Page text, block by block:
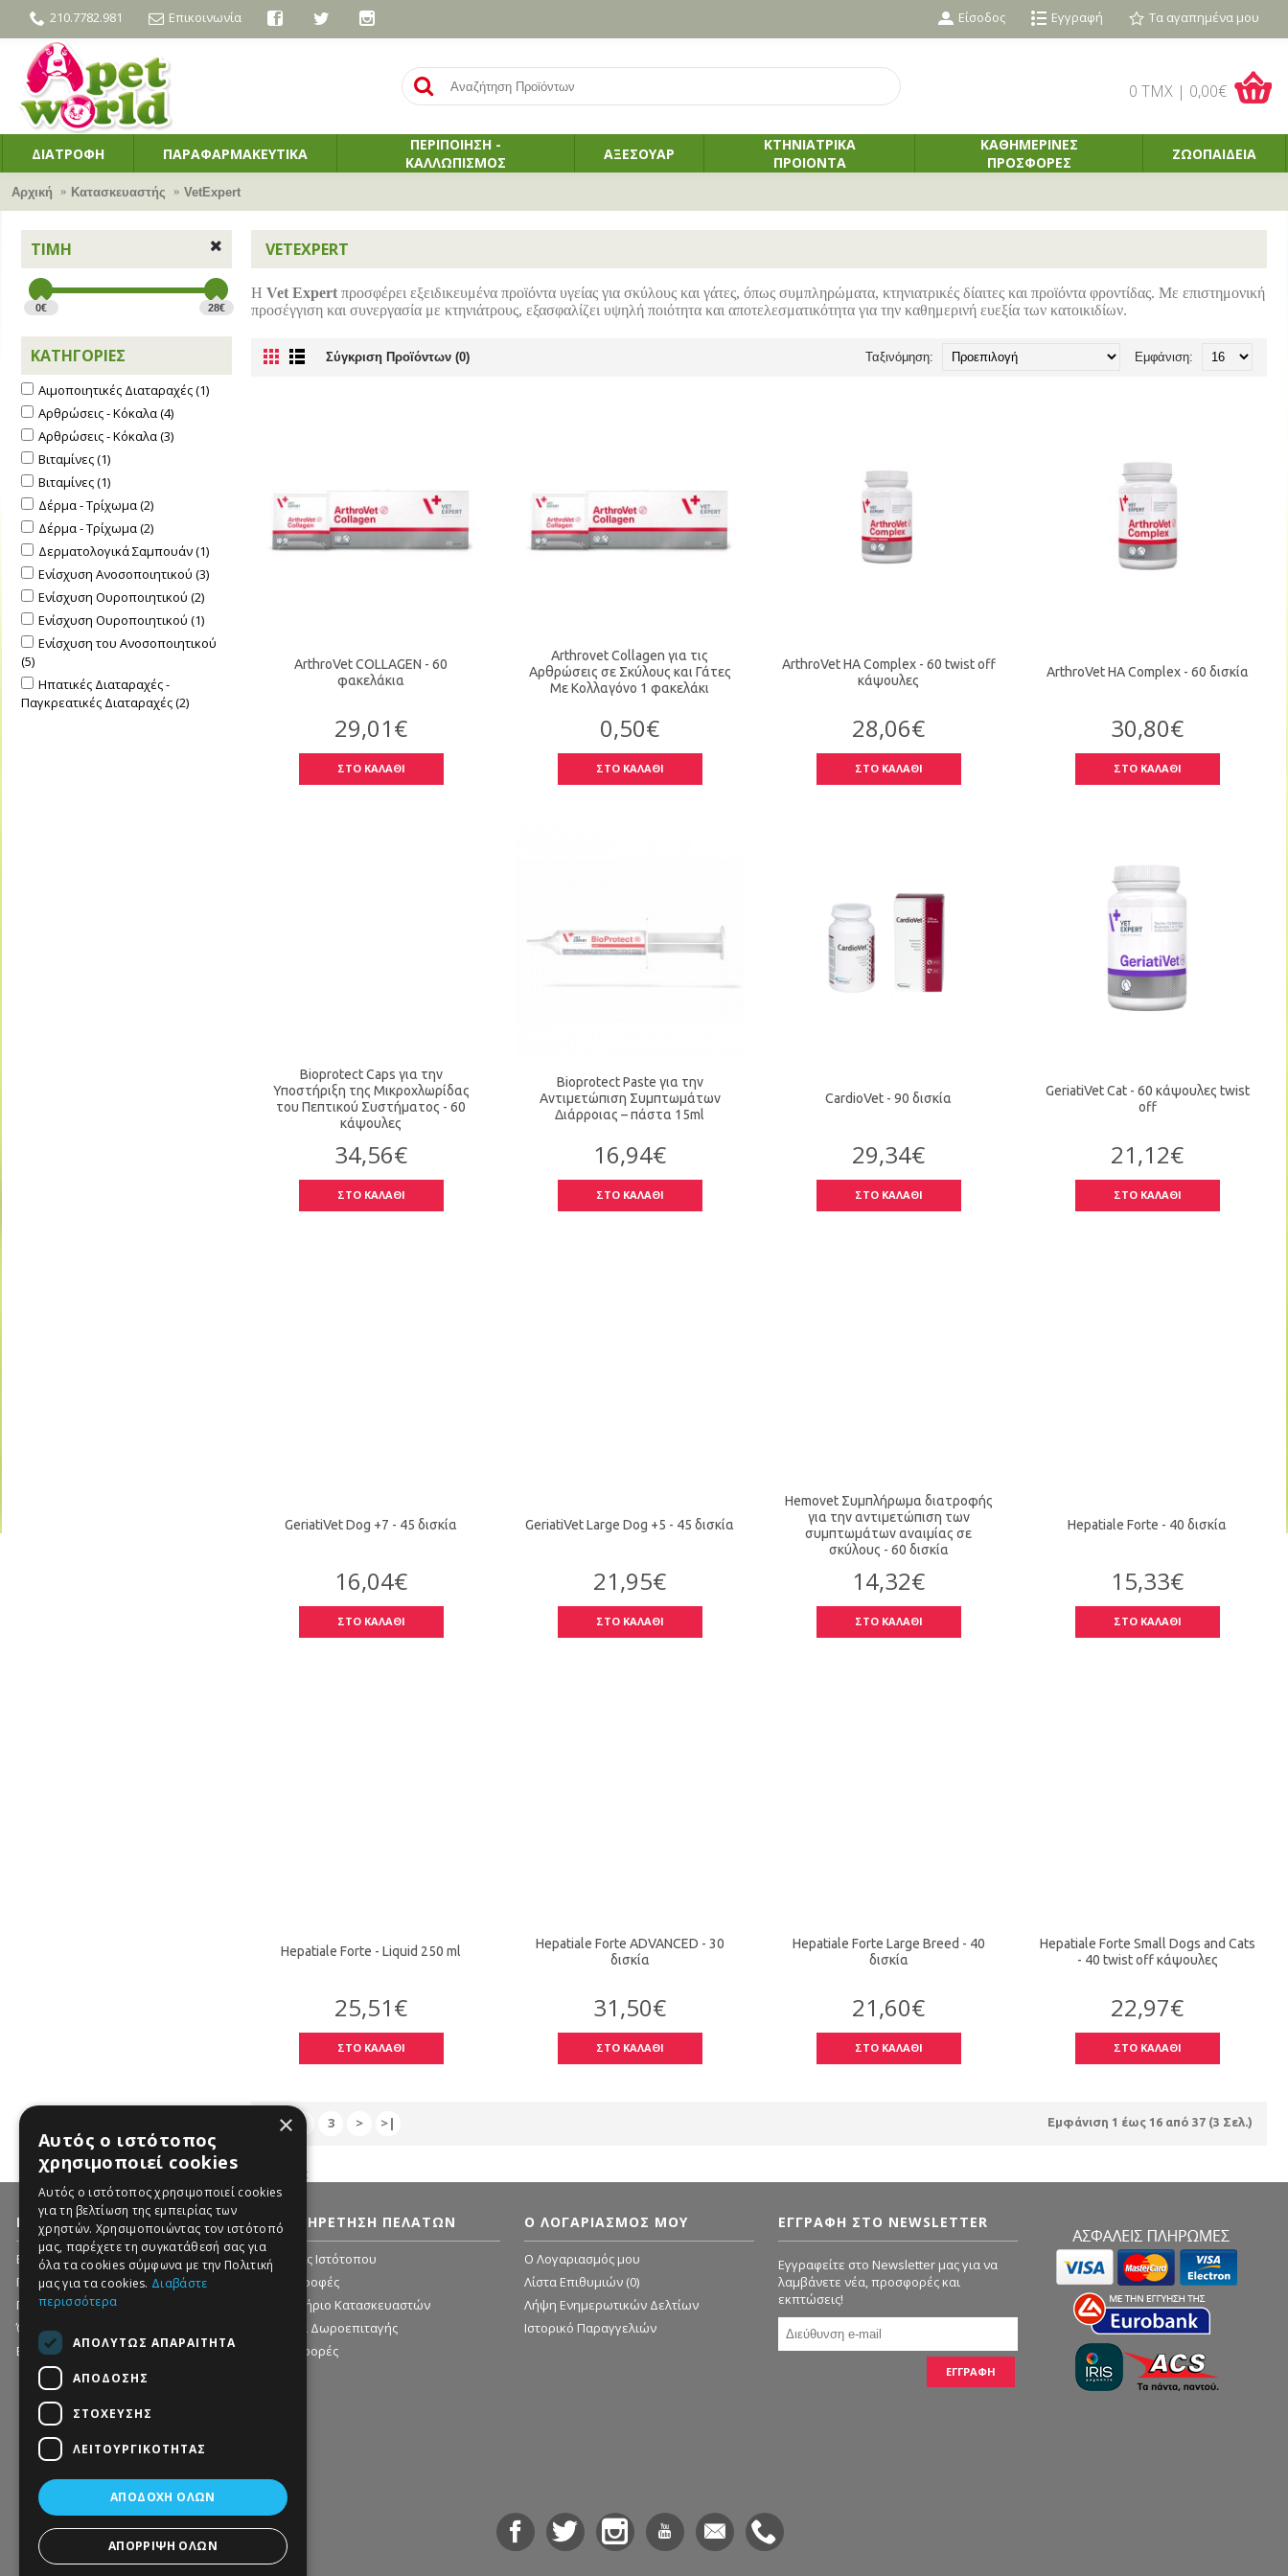
210.7782.981 Επικοινωνία Είσοδος Εγγραφή Τα αγαπημένα μου
0 TMX | 0,00€
ΔΙΑΤΡΟΦΗ ΠΑΡΑΦΑΡΜΑΚΕΥΤΙΚΑ
ΠΕΡΙΠΟΙΗΣΗ -
ΚΑΛΛΩΠΙΣΜΟΣ
ΑΞΕΣΟΥΑΡ
ΚΤΗΝΙΑΤΡΙΚΑ
ΠΡΟΙΟΝΤΑ
ΚΑΘΗΜΕΡΙΝΕΣ
ΠΡΟΣΦΟΡΕΣ
ΖΩΟΠΑΙΔΕΙΑ
Αρχική Κατασκευαστής VetExpert
ΤΙΜΉ
0€ 28€
ΚΑΤΗΓΟΡΊΕΣ
Αιμοποιητικές Διαταραχές (1)
Αρθρώσεις - Κόκαλα (4)
Αρθρώσεις - Κόκαλα (3)
Βιταμίνες (1)
Βιταμίνες (1)
Δέρμα - Τρίχωμα (2)
Δέρμα - Τρίχωμα (2)
Δερματολογικά Σαμπουάν (1)
Ενίσχυση Ανοσοποιητικού (3)
Ενίσχυση Ουροποιητικού (2)
Ενίσχυση Ουροποιητικού (1)
Ενίσχυση του Ανοσοποιητικού
(5)
Ηπατικές Διαταραχές -
Παγκρεατικές Διαταραχές (2)
VETEXPERT
Η Vet Expert προσφέρει εξειδικευμένα προϊόντα υγείας για σκύλους και γάτες, όπως συμπληρώματα, κτηνιατρικές δίαιτες και προϊόντα φροντίδας. Με επιστημονική
προσέγγιση και συνεργασία με κτηνιάτρους, εξασφαλίζει υψηλή ποιότητα και αποτελεσματικότητα για την καθημερινή ευεξία των κατοικιδίων.
Σύγκριση Προϊόντων (0) Εμφάνιση:
Ταξινόμηση:
ArthroVet COLLAGEN - 60
φακελάκια
29,01€
ΣΤΟ ΚΑΛΑΘΙ
Arthrovet Collagen για τις
Αρθρώσεις σε Σκύλους και Γάτες
Με Κολλαγόνο 1 φακελάκι
0,50€
ΣΤΟ ΚΑΛΑΘΙ
ArthroVet HA Complex - 60 twist off
κάψουλες
28,06€
ΣΤΟ ΚΑΛΑΘΙ
ArthroVet HA Complex - 60 δισκία
30,80€
ΣΤΟ ΚΑΛΑΘΙ
Bioprotect Caps για την
Υποστήριξη της Μικροχλωρίδας
του Πεπτικού Συστήματος - 60
κάψουλες
34,56€
ΣΤΟ ΚΑΛΑΘΙ
Bioprotect Paste για την
Αντιμετώπιση Συμπτωμάτων
Διάρροιας – πάστα 15ml
16,94€
ΣΤΟ ΚΑΛΑΘΙ
CardioVet - 90 δισκία
29,34€
ΣΤΟ ΚΑΛΑΘΙ
GeriatiVet Cat - 60 κάψουλες twist
off
21,12€
ΣΤΟ ΚΑΛΑΘΙ
GeriatiVet Dog +7 - 45 δισκία
16,04€
ΣΤΟ ΚΑΛΑΘΙ
GeriatiVet Large Dog +5 - 45 δισκία
21,95€
ΣΤΟ ΚΑΛΑΘΙ
Hemovet Συμπλήρωμα διατροφής
για την αντιμετώπιση των
συμπτωμάτων αναιμίας σε
σκύλους - 60 δισκία
14,32€
ΣΤΟ ΚΑΛΑΘΙ
Hepatiale Forte - 40 δισκία
15,33€
ΣΤΟ ΚΑΛΑΘΙ
Hepatiale Forte - Liquid 250 ml
25,51€
ΣΤΟ ΚΑΛΑΘΙ
Hepatiale Forte ADVANCED - 30
δισκία
31,50€
ΣΤΟ ΚΑΛΑΘΙ
Hepatiale Forte Large Breed - 40
δισκία
21,60€
ΣΤΟ ΚΑΛΑΘΙ
Hepatiale Forte Small Dogs and Cats
- 40 twist off κάψουλες
22,97€
ΣΤΟ ΚΑΛΑΘΙ
2 3 > >| Εμφάνιση 1 έως 16 από 37 (3 Σελ.)
VetExpert
ΠΛΗΡΟΦΟΡΊΕΣ
Εταιρία - Ιστορικό
Πληροφορίες Αποστολής
Προσωπικά δεδομένα - Ασφάλεια
Όροι χρήσης
Επικοινωνήστε μαζί μας
ΕΞΥΠΗΡΈΤΗΣΗ ΠΕΛΑΤΏΝ
Χάρτης Ιστότοπου
Επιστροφές
Ευρετήριο Κατασκευαστών
Αγορά Δωροεπιταγής
Προσφορές
Ο ΛΟΓΑΡΙΑΣΜΌΣ ΜΟΥ
O Λογαριασμός μου
Λίστα Επιθυμιών (0)
Λήψη Ενημερωτικών Δελτίων
Ιστορικό Παραγγελιών
ΕΓΓΡΑΦΗ ΣΤΟ NEWSLETTER
Εγγραφείτε στο Newsletter μας για να
λαμβάνετε νέα, προσφορές και
εκπτώσεις!
ΕΓΓΡΑΦΗ
×
Αυτός ο ιστότοπος
χρησιμοποιεί cookies
Αυτός ο ιστότοπος χρησιμοποιεί cookies
για τη βελτίωση της εμπειρίας των
χρηστών. Χρησιμοποιώντας τον ιστότοπό
μας, παρέχετε τη συγκατάθεσή σας για
όλα τα cookies σύμφωνα με την Πολιτική
μας για τα cookies. Διαβάστε
περισσότερα
ΑΠΟΛΎΤΩΣ ΑΠΑΡΑΊΤΗΤΑ
ΑΠΌΔΟΣΗΣ
ΣΤΌΧΕΥΣΗΣ
ΛΕΙΤΟΥΡΓΙΚΌΤΗΤΑΣ
ΑΠΟΔΟΧΉ ΌΛΩΝ
ΑΠΌΡΡΙΨΗ ΌΛΩΝ